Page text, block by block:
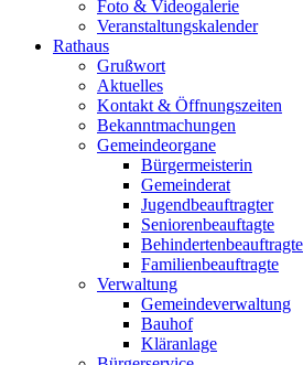
Foto & Videogalerie
Veranstaltungskalender
Rathaus
Grußwort
Aktuelles
Kontakt & Öffnungszeiten
Bekanntmachungen
Gemeindeorgane
Bürgermeisterin
Gemeinderat
Jugendbeauftragter
Seniorenbeauftagte
Behindertenbeauftragte
Familienbeauftragte
Verwaltung
Gemeindeverwaltung
Bauhof
Kläranlage